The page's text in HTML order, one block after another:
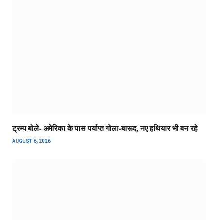
ट्रम्प बोले- अमेरिका के पास पर्याप्त गोला-बारूद, नए हथियार भी बन रहे
AUGUST 6, 2026